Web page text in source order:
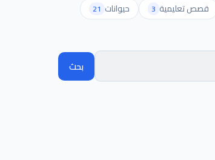
قصص تعليمية 3 حيوانات 21
بحث